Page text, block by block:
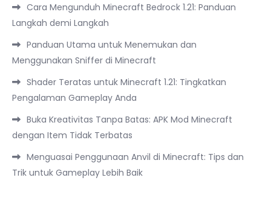
Cara Mengunduh Minecraft Bedrock 1.21: Panduan
Langkah demi Langkah
Panduan Utama untuk Menemukan dan
Menggunakan Sniffer di Minecraft
Shader Teratas untuk Minecraft 1.21: Tingkatkan
Pengalaman Gameplay Anda
Buka Kreativitas Tanpa Batas: APK Mod Minecraft
dengan Item Tidak Terbatas
Menguasai Penggunaan Anvil di Minecraft: Tips dan
Trik untuk Gameplay Lebih Baik